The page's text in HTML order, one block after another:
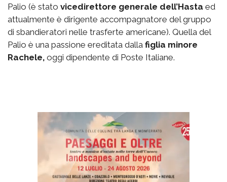
Palio (è stato vicedirettore generale dell’Hasta ed
attualmente è dirigente accompagnatore del gruppo
di sbandieratori nelle trasferte americane). Quella del
Palio è una passione ereditata dalla figlia minore
Rachele, oggi dipendente di Poste Italiane.